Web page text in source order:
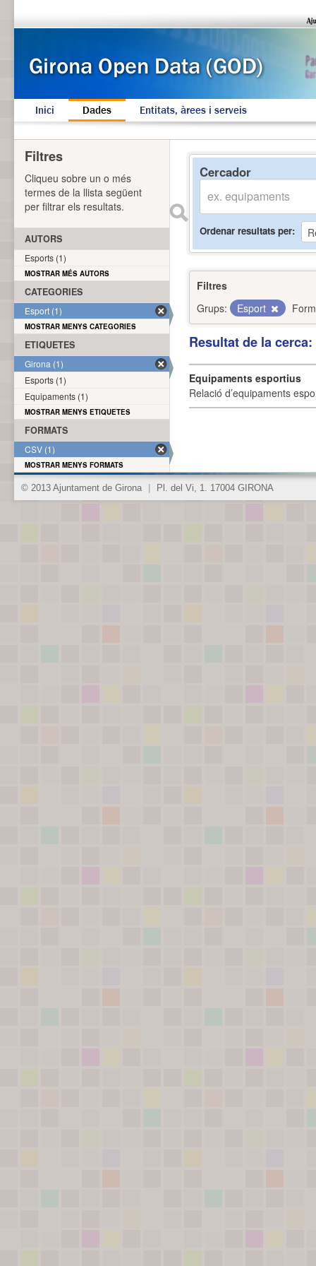
Inici Dades Entitats, àrees i serveis
Cercador
Ordenar resultats per
Filtres
Grups:
Esport
Resultat de la
Equipaments esportius
Relació d’equipaments
Filtres
Cliqueu sobre un o més
termes de la llista següent
per filtrar els resultats.
AUTORS
Esports (1)
MOSTRAR MÉS AUTORS
CATEGORIES
Esport (1)
MOSTRAR MENYS CATEGORIES
ETIQUETES
Girona (1)
Esports (1)
Equipaments (1)
MOSTRAR MENYS ETIQUETES
FORMATS
CSV (1)
MOSTRAR MENYS FORMATS
© 2013 Ajuntament de Girona Pl. del Vi, 1. 17004 GIRONA